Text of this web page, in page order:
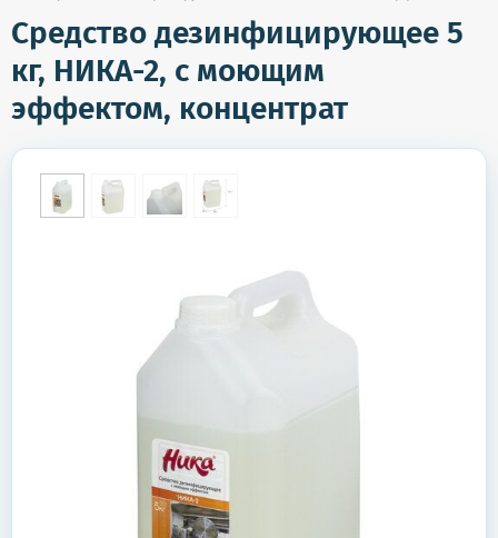
Средство дезинфицирующее 5
кг, НИКА-2, с моющим
эффектом, концентрат